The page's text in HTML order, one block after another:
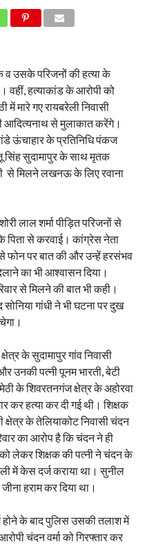
व उसके परिजनों की हत्या के
हत्याकांड के आरोपी को
में मारे गए रायबरेली निवासी
आदित्यनाथ से मुलाकात करेंगे।
ऊंचाहार के प्रतिनिधि पंकज
सिंह सुदामापुर के साथ मृतक
से मिलने लखनऊ के लिए रवाना
लाल शर्मा पीड़ित परिजनों से
पिता से करवाई। कांग्रेस नेता
से फोन पर बात की और उन्हें हरसंभव
का भी आश्वासन दिया।
से मिलने की बात भी कही।
गांधी ने भी घटना पर दुख
के सुदामापुर गांव निवासी
पत्नी पूनम भारती, बेटी
के शिवरतनगंज क्षेत्र के अहोरवा
कर हत्या कर दी गई थी। शिक्षक
क्षेत्र के तेलियाकोट निवासी चंदन
का आरोप है कि चंदन ने ही
लेकर शिक्षक की पत्नी ने चंदन के
में केस दर्ज कराया था। सुनील
हराम कर दिया था।
होने के बाद पुलिस उसकी तलाश में
चंदन वर्मा को गिरफ्तार कर